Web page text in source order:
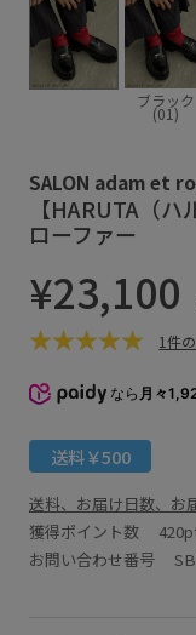
ブラック
(01)
SALON adam et
【HARUTA（
ローファー
¥23,100
1件
なら 月々
送料￥500
送料、お届け日数、お
獲得ポイント数
お問い合わせ番号